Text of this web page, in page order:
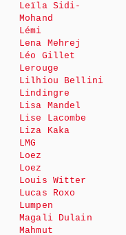
Leïla Sidi-
Mohand
Lémi
Lena Mehrej
Léo Gillet
Lerouge
Lilhiou Bellini
Lindingre
Lisa Mandel
Lise Lacombe
Liza Kaka
LMG
Loez
Loez
Louis Witter
Lucas Roxo
Lumpen
Magali Dulain
Mahmut